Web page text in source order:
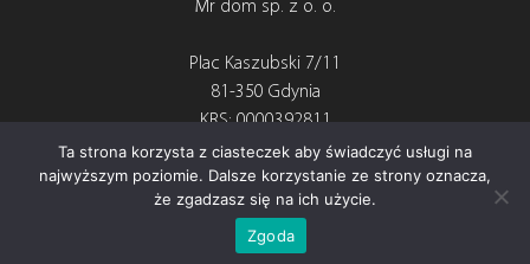
Mr dom sp. z o. o.
Plac Kaszubski 7/11
81-350 Gdynia
KRS: 0000392811
NIP: 5862272041
Tel:+48 58 738 40 20
Tel:+48 519 069 506
Ta strona korzysta z ciasteczek aby świadczyć usługi na
najwyższym poziomie. Dalsze korzystanie ze strony oznacza,
że zgadzasz się na ich użycie.
Zgoda